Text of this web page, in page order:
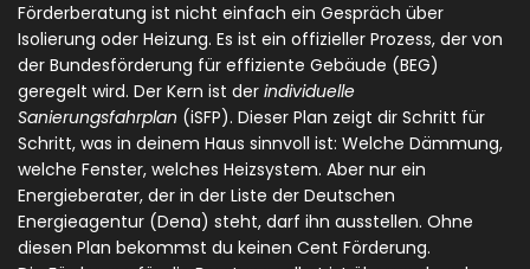
Förderberatung ist nicht einfach ein Gespräch über
Isolierung oder Heizung. Es ist ein offizieller Prozess, der von
der Bundesförderung für effiziente Gebäude (BEG)
geregelt wird. Der Kern ist der individuelle
Sanierungsfahrplan (iSFP). Dieser Plan zeigt dir Schritt für
Schritt, was in deinem Haus sinnvoll ist: Welche Dämmung,
welche Fenster, welches Heizsystem. Aber nur ein
Energieberater, der in der Liste der Deutschen
Energieagentur (Dena) steht, darf ihn ausstellen. Ohne
diesen Plan bekommst du keinen Cent Förderung.